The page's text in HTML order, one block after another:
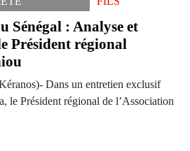
Sénégal : Analyse et
Président régional
Dans un entretien exclusif
le Président régional de l’Association